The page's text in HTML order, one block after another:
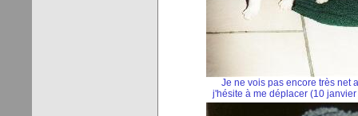
Je ne vois pas encore très net
j'hésite à me déplacer (10